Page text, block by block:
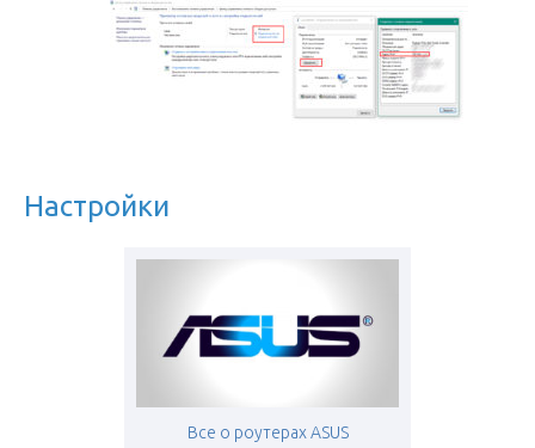
Настройки
Все о роутерах ASUS